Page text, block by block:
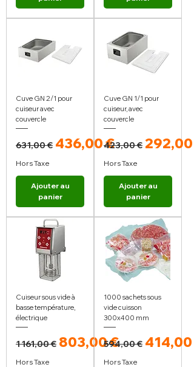
Cuve GN 2/1 pour
cuiseur avec
couvercle
Prix original
631,00 € Prix promotionnel
436,00 €
Hors Taxe
Ajouter au
panier
Cuve GN 1/1 pour
cuiseur, avec
couvercle
Prix original
423,00 € Prix
292,00
Hors Taxe
Ajouter au
panier
Cuiseur sous vide à
basse température,
électrique
Prix original
1 161,00 € Prix promotionnel
803,00 €
Hors Taxe
1000 sachets sous
vide cuisson
300x400 mm
Prix original
594,00 € Prix
414,00
Hors Taxe